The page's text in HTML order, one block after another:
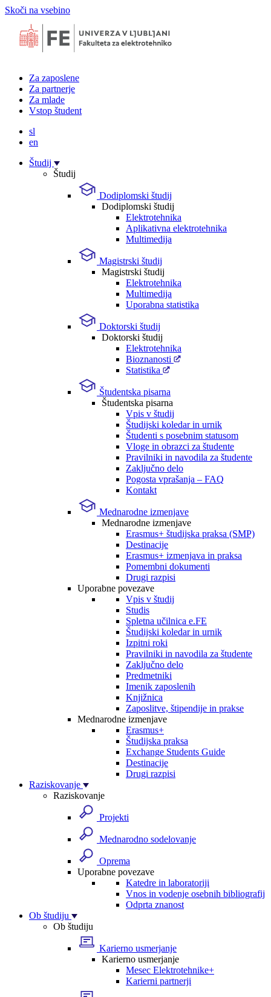
Skoči na vsebino
Za zaposlene
Za partnerje
Za mlade
Vstop študent
sl
en
Študij
Študij
Dodiplomski študij
Dodiplomski študij
Elektrotehnika
Aplikativna elektrotehnika
Multimedija
Magistrski študij
Magistrski študij
Elektrotehnika
Multimedija
Uporabna statistika
Doktorski študij
Doktorski študij
Elektrotehnika
Bioznanosti
Statistika
Študentska pisarna
Študentska pisarna
Vpis v študij
Študijski koledar in urnik
Študenti s posebnim statusom
Vloge in obrazci za študente
Pravilniki in navodila za študente
Zaključno delo
Pogosta vprašanja – FAQ
Kontakt
Mednarodne izmenjave
Mednarodne izmenjave
Erasmus+ študijska praksa (SMP)
Destinacije
Erasmus+ izmenjava in praksa
Pomembni dokumenti
Drugi razpisi
Uporabne povezave
Vpis v študij
Studis
Spletna učilnica e.FE
Študijski koledar in urnik
Izpitni roki
Pravilniki in navodila za študente
Zaključno delo
Predmetniki
Imenik zaposlenih
Knjižnica
Zaposlitve, štipendije in prakse
Mednarodne izmenjave
Erasmus+
Študijska praksa
Exchange Students Guide
Destinacije
Drugi razpisi
Raziskovanje
Raziskovanje
Projekti
Mednarodno sodelovanje
Oprema
Uporabne povezave
Katedre in laboratoriji
Vnos in vodenje osebnih bibliografij
Odprta znanost
Ob študiju
Ob študiju
Karierno usmerjanje
Karierno usmerjanje
Mesec Elektrotehnike+
Karierni partnerji